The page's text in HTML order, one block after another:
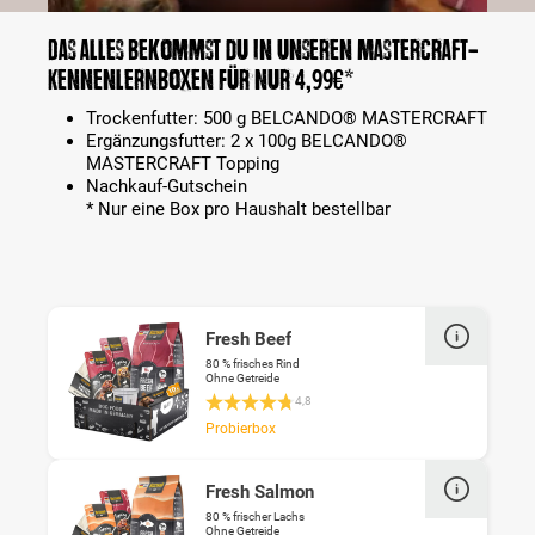
Das alles bekommst du in unseren MASTERCRAFT-
Kennenlernboxen für nur 4,99€*
Trockenfutter: 500 g BELCANDO® MASTERCRAFT
Ergänzungsfutter: 2 x 100g BELCANDO®
MASTERCRAFT Topping
Nachkauf-Gutschein
* Nur eine Box pro Haushalt bestellbar
Fresh Beef
80 % frisches Rind
Ohne Getreide
Durchschnittliche Bewertung 4.7 von 5
4,8
Probierbox
Fresh Salmon
80 % frischer Lachs
Ohne Getreide